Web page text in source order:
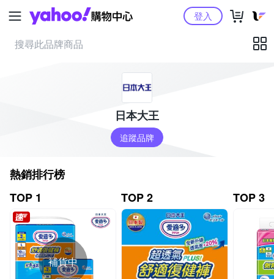
Yahoo購物中心登入
日本大王
追蹤品牌
熱銷排行榜
TOP 1
補貨中
TOP 2 TOP 3